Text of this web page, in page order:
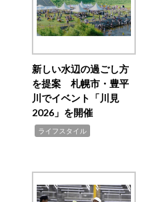
新しい水辺の過ごし方
を提案 札幌市・豊平
川でイベント「川見
2026」を開催
ライフスタイル